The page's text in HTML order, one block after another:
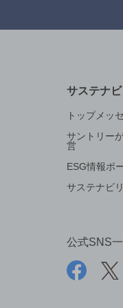
サステナ
トップメッ
サントリー
営
ESG情報ポ
サステナビ
公式SNS